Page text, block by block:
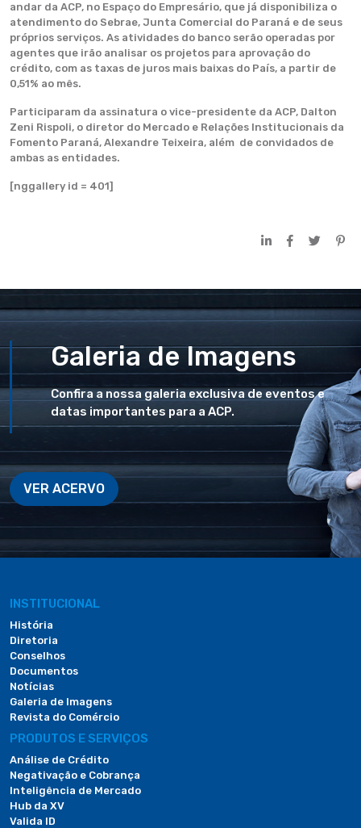
andar da ACP, no Espaço do Empresário, que já disponibiliza o
atendimento do Sebrae, Junta Comercial do Paraná e de seus
próprios serviços. As atividades do banco serão operadas por
agentes que irão analisar os projetos para aprovação do
crédito, com as taxas de juros mais baixas do País, a partir de
0,51% ao mês.
Participaram da assinatura o vice-presidente da ACP, Dalton
Zeni Rispoli, o diretor do Mercado e Relações Institucionais da
Fomento Paraná, Alexandre Teixeira, além de convidados de
ambas as entidades.
[nggallery id = 401]
Galeria de Imagens
Confira a nossa galeria exclusiva de eventos e
datas importantes para a ACP.
VER ACERVO
INSTITUCIONAL
História
Diretoria
Conselhos
Documentos
Notícias
Galeria de Imagens
Revista do Comércio
PRODUTOS E SERVIÇOS
Análise de Crédito
Negativação e Cobrança
Inteligência de Mercado
Hub da XV
Valida ID